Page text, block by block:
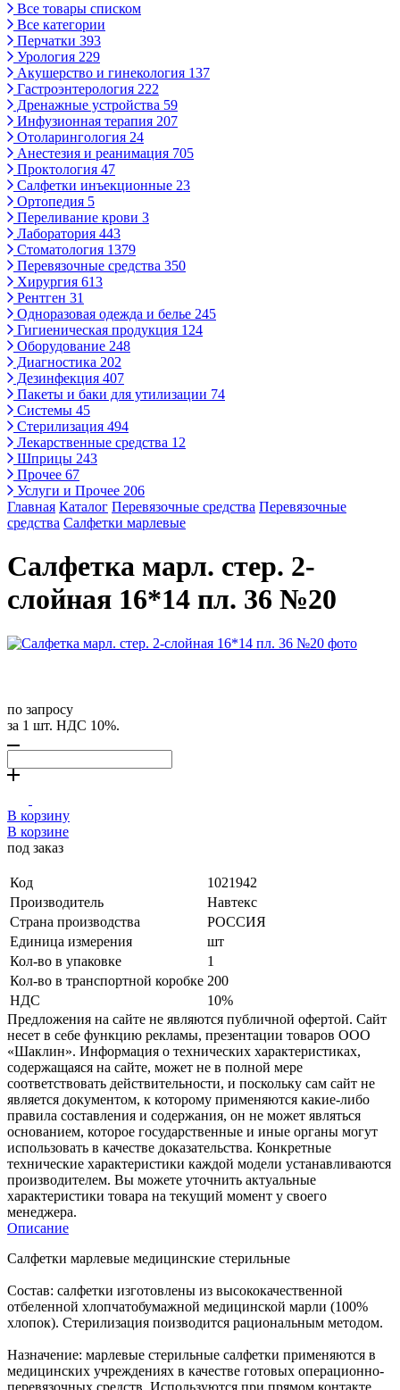
Все товары списком
Все категории
Перчатки 393
Урология 229
Акушерство и гинекология 137
Гастроэнтерология 222
Дренажные устройства 59
Инфузионная терапия 207
Отоларингология 24
Анестезия и реанимация 705
Проктология 47
Салфетки инъекционные 23
Ортопедия 5
Переливание крови 3
Лаборатория 443
Стоматология 1379
Перевязочные средства 350
Хирургия 613
Рентген 31
Одноразовая одежда и белье 245
Гигиеническая продукция 124
Оборудование 248
Диагностика 202
Дезинфекция 407
Пакеты и баки для утилизации 74
Системы 45
Стерилизация 494
Лекарственные средства 12
Шприцы 243
Прочее 67
Услуги и Прочее 206
Главная Каталог Перевязочные средства Перевязочные
средства Салфетки марлевые
Салфетка марл. стер. 2-
слойная 16*14 пл. 36 №20
по запросу
за 1 шт. НДС 10%.
В корзину
В корзине
под заказ
Код
1021942
Производитель
Навтекс
Страна производства
РОССИЯ
Единица измерения
шт
Кол-во в упаковке
1
Кол-во в транспортной коробке 200
НДС
10%
Предложения на сайте не являются публичной офертой. Сайт
несет в себе функцию рекламы, презентации товаров ООО
«Шаклин». Информация о технических характеристиках,
содержащаяся на сайте, может не в полной мере
соответствовать действительности, и поскольку сам сайт не
является документом, к которому применяются какие-либо
правила составления и содержания, он не может являться
основанием, которое государственные и иные органы могут
использовать в качестве доказательства. Конкретные
технические характеристики каждой модели устанавливаются
производителем. Вы можете уточнить актуальные
характеристики товара на текущий момент у своего
менеджера.
Описание
Салфетки марлевые медицинские стерильные
Состав: салфетки изготовлены из высококачественной
отбеленной хлопчатобумажной медицинской марли (100%
хлопок). Стерилизация поизводится рациональным методом.
Назначение: марлевые стерильные салфетки применяются в
медицинских учреждениях в качестве готовых операционно-
перевязочных средств. Используются при прямом контакте